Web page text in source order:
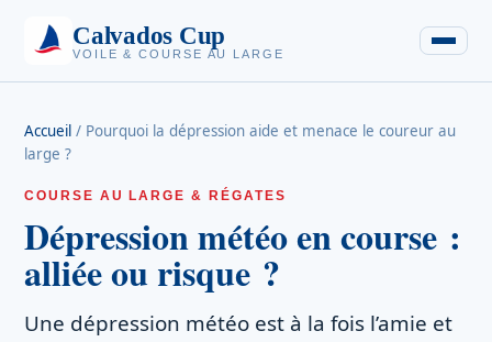
Calvados Cup
VOILE & COURSE AU LARGE
Accueil / Pourquoi la dépression aide et menace le coureur au
large ?
COURSE AU LARGE & RÉGATES
Dépression météo en course :
alliée ou risque ?
Une dépression météo est à la fois l’amie et